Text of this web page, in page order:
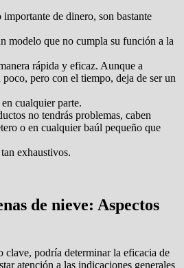
de dinero, son bastante
modelo que no cumpla su función a la
rápida y eficaz. Aunque a
poco, pero con el tiempo, deja de ser un
cualquier parte.
no tendrás problemas, caben
o en cualquier baúl pequeño que
exhaustivos.
de nieve: Aspectos
clave, podría determinar la eficacia de
atención a las indicaciones generales